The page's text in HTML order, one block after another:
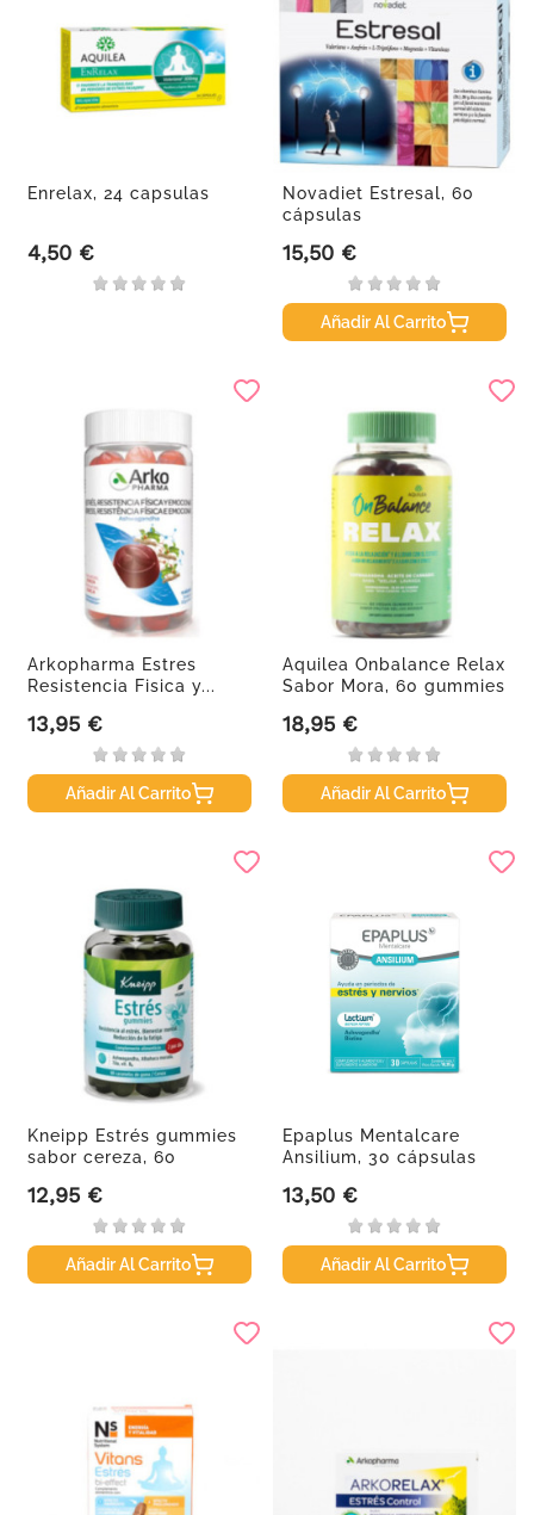
Enrelax, 24 capsulas
Precio
4,50 €
Novadiet Estresal, 60
cápsulas
Precio
15,50 €
Añadir Al Carrito
Arkopharma Estres
Resistencia Fisica y...
Precio
13,95 €
Añadir Al Carrito
Aquilea Onbalance Relax
Sabor Mora, 60 gummies
Precio
18,95 €
Añadir Al Carrito
Kneipp Estrés gummies
sabor cereza, 60
Precio
12,95 €
Añadir Al Carrito
Epaplus Mentalcare
Ansilium, 30 cápsulas
Precio
13,50 €
Añadir Al Carrito